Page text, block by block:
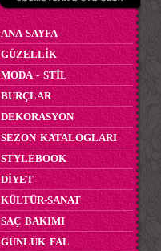
ANA SAYFA
GÜZELLİK
MODA - STİL
BURÇLAR
DEKORASYON
SEZON KATALOGLARI
STYLEBOOK
DİYET
KÜLTÜR-SANAT
SAÇ BAKIMI
GÜNLÜK FAL